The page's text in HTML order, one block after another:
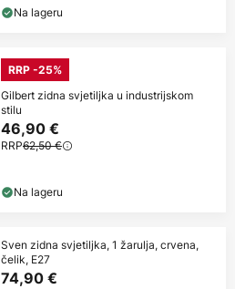
Na lageru
RRP -25%
Gilbert zidna svjetiljka u industrijskom
stilu
46,90 €
RRP62,50 €
Na lageru
Sven zidna svjetiljka, 1 žarulja, crvena,
čelik, E27
74,90 €